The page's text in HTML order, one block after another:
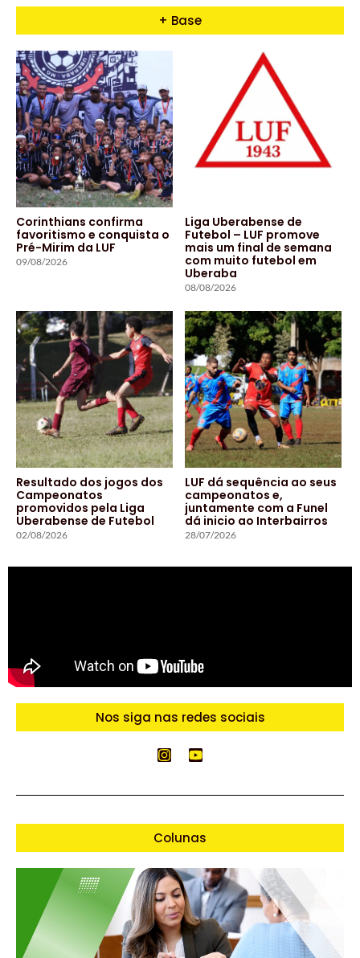
+ Base
Corinthians confirma
favoritismo e conquista o
Pré-Mirim da LUF
09/08/2026
Liga Uberabense de
Futebol – LUF promove
mais um final de semana
com muito futebol em
Uberaba
08/08/2026
Resultado dos jogos dos
Campeonatos
promovidos pela Liga
Uberabense de Futebol
02/08/2026
LUF dá sequência ao seus
campeonatos e,
juntamente com a Funel
dá inicio ao Interbairros
28/07/2026
Nos siga nas redes sociais
Colunas